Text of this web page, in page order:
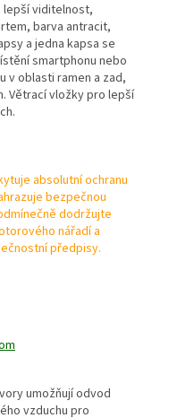
lepší viditelnost,
barva antracit,
a jedna kapsa se
smartphonu nebo
v oblasti ramen a zad,
Větrací vložky pro lepší
absolutní ochranu
bezpečnou
dodržujte
nářadí a
předpisy.
umožňují odvod
vzduchu pro